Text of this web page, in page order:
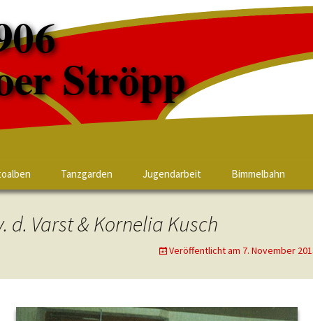
Tanzgarden Jugendarbeit Bimmelbahn
d. Varst & Kornelia Kusch
Veröffentlicht am 7. November